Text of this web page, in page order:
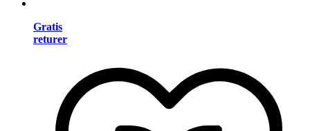
Gratis
returer